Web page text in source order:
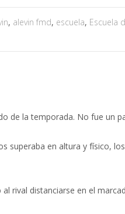
, alevin fmd, escuela, Escuela
de la temporada. No fue un
superaba en altura y físico,
rival distanciarse en el